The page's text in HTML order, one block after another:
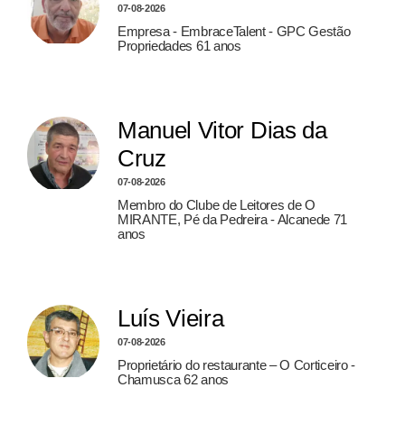
07-08-2026
Empresa - EmbraceTalent - GPC Gestão
Propriedades 61 anos
Manuel Vitor Dias da
Cruz
07-08-2026
Membro do Clube de Leitores de O
MIRANTE, Pé da Pedreira - Alcanede 71
anos
Luís Vieira
07-08-2026
Proprietário do restaurante – O Corticeiro -
Chamusca 62 anos